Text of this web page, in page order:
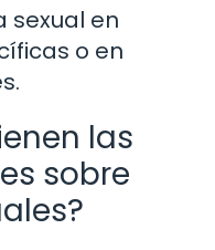
sexual en
o en
las
sobre